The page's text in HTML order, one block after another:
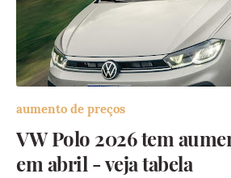
aumento de preços
VW Polo 2026 tem
em abril - veja tabela